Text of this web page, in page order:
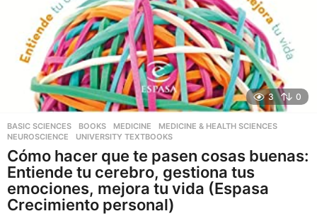
3 0
BASIC SCIENCES ,BOOKS ,MEDICINE ,MEDICINE & HEALTH SCIENCES
NEUROSCIENCE
,UNIVERSITY TEXTBOOKS
Cómo hacer que te pasen cosas buenas:
Entiende tu cerebro, gestiona tus
emociones, mejora tu vida (Espasa
Crecimiento personal)